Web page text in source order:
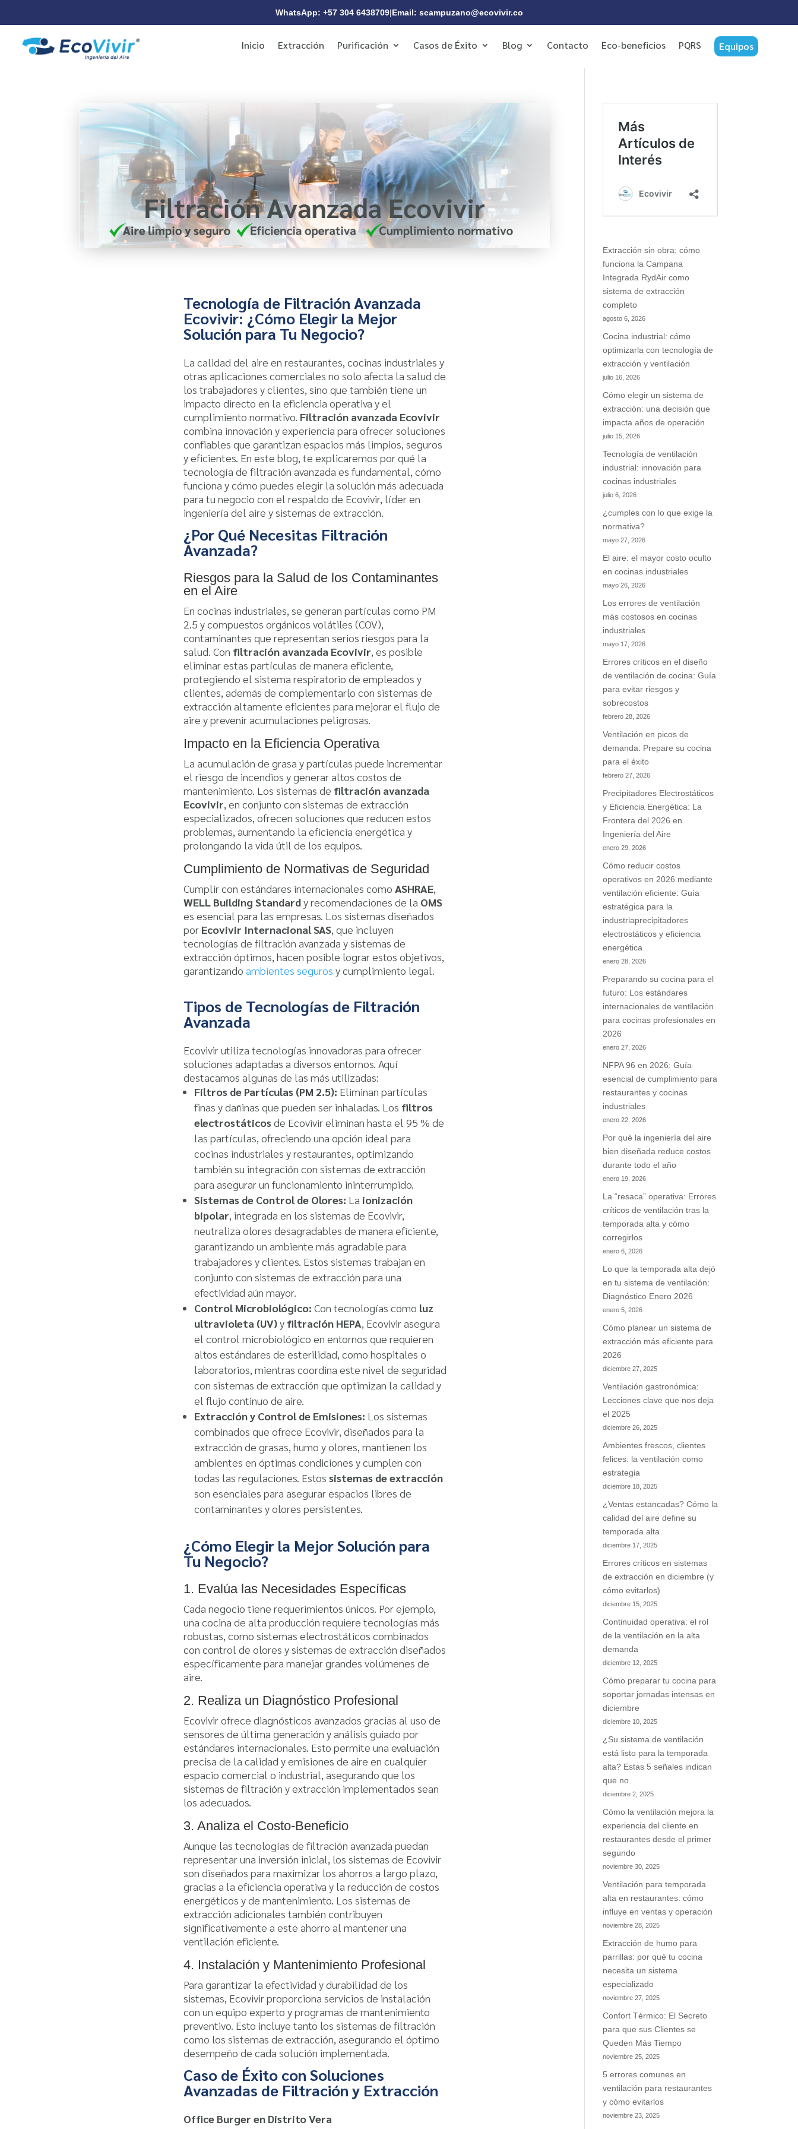
WhatsApp: +57 304 6438709|Email: scampuzano@ecovivir.co
Inicio Extracción Purificación Casos de Éxito Blog Contacto Eco-beneficios PQRS Equipos
Tecnología de Filtración Avanzada
Ecovivir: ¿Cómo Elegir la Mejor
Solución para Tu Negocio?
La calidad del aire en restaurantes, cocinas industriales y
otras aplicaciones comerciales no solo afecta la salud de
los trabajadores y clientes, sino que también tiene un
impacto directo en la eficiencia operativa y el
cumplimiento normativo. Filtración avanzada Ecovivir
combina innovación y experiencia para ofrecer soluciones
confiables que garantizan espacios más limpios, seguros
y eficientes. En este blog, te explicaremos por qué la
tecnología de filtración avanzada es fundamental, cómo
funciona y cómo puedes elegir la solución más adecuada
para tu negocio con el respaldo de Ecovivir, líder en
ingeniería del aire y sistemas de extracción.
¿Por Qué Necesitas Filtración
Avanzada?
Riesgos para la Salud de los Contaminantes
en el Aire
En cocinas industriales, se generan partículas como PM
2.5 y compuestos orgánicos volátiles (COV),
contaminantes que representan serios riesgos para la
salud. Con filtración avanzada Ecovivir, es posible
eliminar estas partículas de manera eficiente,
protegiendo el sistema respiratorio de empleados y
clientes, además de complementarlo con sistemas de
extracción altamente eficientes para mejorar el flujo de
aire y prevenir acumulaciones peligrosas.
Impacto en la Eficiencia Operativa
La acumulación de grasa y partículas puede incrementar
el riesgo de incendios y generar altos costos de
mantenimiento. Los sistemas de filtración avanzada
Ecovivir, en conjunto con sistemas de extracción
especializados, ofrecen soluciones que reducen estos
problemas, aumentando la eficiencia energética y
prolongando la vida útil de los equipos.
Cumplimiento de Normativas de Seguridad
Cumplir con estándares internacionales como ASHRAE,
WELL Building Standardy recomendaciones de la OMS
es esencial para las empresas. Los sistemas diseñados
por Ecovivir Internacional SAS, que incluyen
tecnologías de filtración avanzada y sistemas de
extracción óptimos, hacen posible lograr estos objetivos,
garantizando ambientes seguros y cumplimiento legal.
Tipos de Tecnologías de Filtración
Avanzada
Ecovivir utiliza tecnologías innovadoras para ofrecer
soluciones adaptadas a diversos entornos. Aquí
destacamos algunas de las más utilizadas:
Filtros de Partículas (PM 2.5): Eliminan partículas
finas y dañinas que pueden ser inhaladas. Los filtros
electrostáticosde Ecovivir eliminan hasta el 95 % de
las partículas, ofreciendo una opción ideal para
cocinas industriales y restaurantes, optimizando
también su integración con sistemas de extracción
para asegurar un funcionamiento ininterrumpido.
Sistemas de Control de Olores: La ionización
bipolar, integrada en los sistemas de Ecovivir,
neutraliza olores desagradables de manera eficiente,
garantizando un ambiente más agradable para
trabajadores y clientes. Estos sistemas trabajan en
conjunto con sistemas de extracción para una
efectividad aún mayor.
Control Microbiológico: Con tecnologías como luz
ultravioleta (UV)y filtración HEPA, Ecovivir asegura
el control microbiológico en entornos que requieren
altos estándares de esterilidad, como hospitales o
laboratorios, mientras coordina este nivel de seguridad
con sistemas de extracción que optimizan la calidad y
el flujo continuo de aire.
Extracción y Control de Emisiones: Los sistemas
combinados que ofrece Ecovivir, diseñados para la
extracción de grasas, humo y olores, mantienen los
ambientes en óptimas condiciones y cumplen con
todas las regulaciones. Estos sistemas de extracción
son esenciales para asegurar espacios libres de
contaminantes y olores persistentes.
¿Cómo Elegir la Mejor Solución para
Tu Negocio?
1. Evalúa las Necesidades Específicas
Cada negocio tiene requerimientos únicos. Por ejemplo,
una cocina de alta producción requiere tecnologías más
robustas, como sistemas electrostáticos combinados
con control de olores y sistemas de extracción diseñados
específicamente para manejar grandes volúmenes de
aire.
2. Realiza un Diagnóstico Profesional
Ecovivir ofrece diagnósticos avanzados gracias al uso de
sensores de última generación y análisis guiado por
estándares internacionales. Esto permite una evaluación
precisa de la calidad y emisiones de aire en cualquier
espacio comercial o industrial, asegurando que los
sistemas de filtración y extracción implementados sean
los adecuados.
3. Analiza el Costo-Beneficio
Aunque las tecnologías de filtración avanzada puedan
representar una inversión inicial, los sistemas de Ecovivir
son diseñados para maximizar los ahorros a largo plazo,
gracias a la eficiencia operativa y la reducción de costos
energéticos y de mantenimiento. Los sistemas de
extracción adicionales también contribuyen
significativamente a este ahorro al mantener una
ventilación eficiente.
4. Instalación y Mantenimiento Profesional
Para garantizar la efectividad y durabilidad de los
sistemas, Ecovivir proporciona servicios de instalación
con un equipo experto y programas de mantenimiento
preventivo. Esto incluye tanto los sistemas de filtración
como los sistemas de extracción, asegurando el óptimo
desempeño de cada solución implementada.
Caso de Éxito con Soluciones
Avanzadas de Filtración y Extracción
Office Burger en Distrito Vera
Extracción sin obra: cómo
funciona la Campana
Integrada RydAir como
sistema de extracción
completo
agosto 6, 2026
Cocina industrial: cómo
optimizarla con tecnología de
extracción y ventilación
julio 16, 2026
Cómo elegir un sistema de
extracción: una decisión que
impacta años de operación
julio 15, 2026
Tecnología de ventilación
industrial: innovación para
cocinas industriales
julio 6, 2026
¿cumples con lo que exige la
normativa?
mayo 27, 2026
El aire: el mayor costo oculto
en cocinas industriales
mayo 26, 2026
Los errores de ventilación
más costosos en cocinas
industriales
mayo 17, 2026
Errores críticos en el diseño
de ventilación de cocina: Guía
para evitar riesgos y
sobrecostos
febrero 28, 2026
Ventilación en picos de
demanda: Prepare su cocina
para el éxito
febrero 27, 2026
Precipitadores Electrostáticos
y Eficiencia Energética: La
Frontera del 2026 en
Ingeniería del Aire
enero 29, 2026
Cómo reducir costos
operativos en 2026 mediante
ventilación eficiente: Guía
estratégica para la
industriaprecipitadores
electrostáticos y eficiencia
energética
enero 28, 2026
Preparando su cocina para el
futuro: Los estándares
internacionales de ventilación
para cocinas profesionales en
2026
enero 27, 2026
NFPA 96 en 2026: Guía
esencial de cumplimiento para
restaurantes y cocinas
industriales
enero 22, 2026
Por qué la ingeniería del aire
bien diseñada reduce costos
durante todo el año
enero 19, 2026
La “resaca” operativa: Errores
críticos de ventilación tras la
temporada alta y cómo
corregirlos
enero 6, 2026
Lo que la temporada alta dejó
en tu sistema de ventilación:
Diagnóstico Enero 2026
enero 5, 2026
Cómo planear un sistema de
extracción más eficiente para
2026
diciembre 27, 2025
Ventilación gastronómica:
Lecciones clave que nos deja
el 2025
diciembre 26, 2025
Ambientes frescos, clientes
felices: la ventilación como
estrategia
diciembre 18, 2025
¿Ventas estancadas? Cómo la
calidad del aire define su
temporada alta
diciembre 17, 2025
Errores críticos en sistemas
de extracción en diciembre (y
cómo evitarlos)
diciembre 15, 2025
Continuidad operativa: el rol
de la ventilación en la alta
demanda
diciembre 12, 2025
Cómo preparar tu cocina para
soportar jornadas intensas en
diciembre
diciembre 10, 2025
¿Su sistema de ventilación
está listo para la temporada
alta? Estas 5 señales indican
que no
diciembre 2, 2025
Cómo la ventilación mejora la
experiencia del cliente en
restaurantes desde el primer
segundo
noviembre 30, 2025
Ventilación para temporada
alta en restaurantes: cómo
influye en ventas y operación
noviembre 28, 2025
Extracción de humo para
parrillas: por qué tu cocina
necesita un sistema
especializado
noviembre 27, 2025
Confort Térmico: El Secreto
para que sus Clientes se
Queden Más Tiempo
noviembre 25, 2025
5 errores comunes en
ventilación para restaurantes
y cómo evitarlos
noviembre 23, 2025